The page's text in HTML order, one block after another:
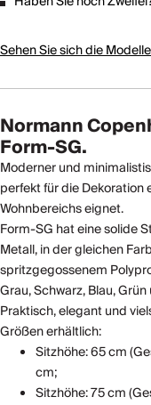
Sehen Sie sich die
Normann
Form-SG.
Moderner und
perfekt für die Dekoration
Wohnbereichs eignet.
Form-SG hat eine solide
Metall, in der gleichen
spritzgegossenem
Grau, Schwarz, Blau,
Praktisch, elegant und
Größen erhältlich:
Sitzhöhe: 65 cm
cm;
Sitzhöhe: 75 cm